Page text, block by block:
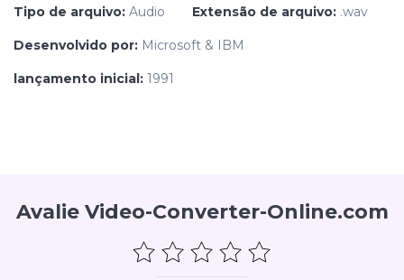
Tipo de arquivo: Audio Extensão de arquivo: .wav
Desenvolvido por: Microsoft & IBM
lançamento inicial: 1991
Avalie Video-Converter-Online.com